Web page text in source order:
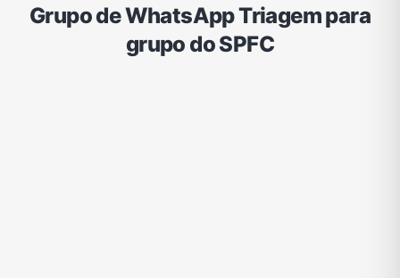
Divulgação Educação Emagrecimento e Perda de Peso Esportes
Grupo de WhatsApp Triagem para
grupo do SPFC